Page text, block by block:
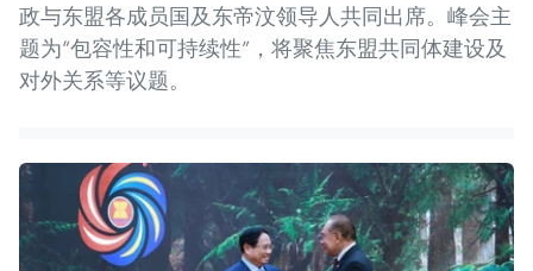
政与东盟各成员国及东帝汶领导人共同出席。峰会主
题为“包容性和可持续性”，将聚焦东盟共同体建设及
对外关系等议题。